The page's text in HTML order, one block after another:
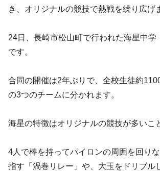
き、オリジナルの競技で熱戦を繰り広げ
24日、長崎市松山町で行われた海星中学
です。
合同の開催は2年ぶりで、全校生徒約
の3つのチームに分かれます。
海星の特徴はオリジナルの競技が多いこ
4人で棒を持ってパイロンの周囲を回り
指す「渦巻リレー」や、大玉をドリブル